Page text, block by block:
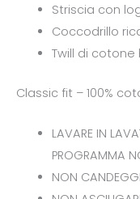
Striscia con
Coccodrillo
Twill di
Classic fit – 100%
LAVARE IN
PROGRAMMA
NON